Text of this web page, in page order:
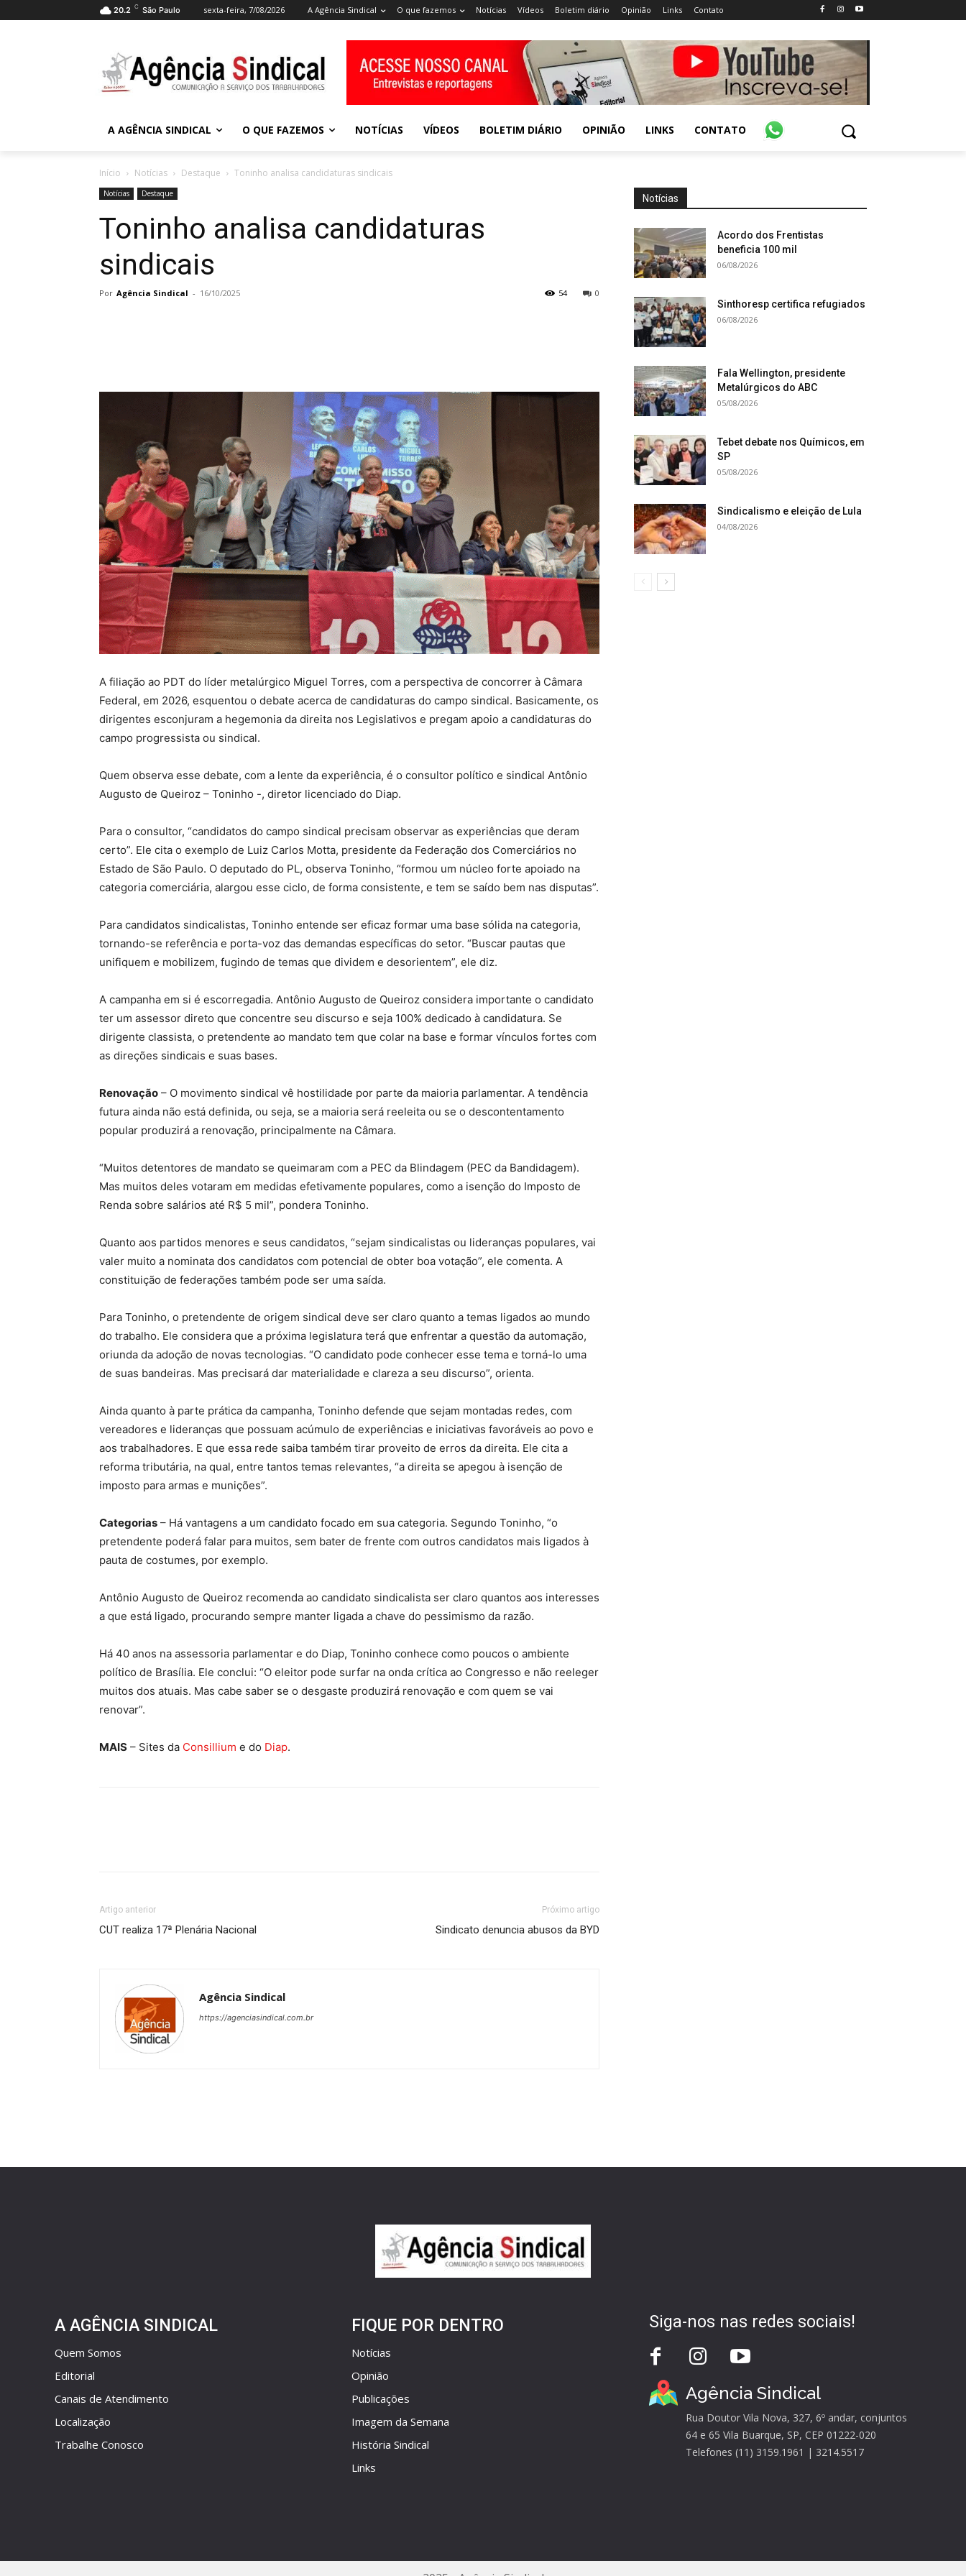
20.2 C São Paulo sexta-feira, 7/08/2026 A Agência Sindical O que fazemos Notícias Vídeos Boletim diário Opinião Links Contato
A AGÊNCIA SINDICAL O QUE FAZEMOS NOTÍCIAS VÍDEOS BOLETIM DIÁRIO OPINIÃO LINKS CONTATO
Início Notícias Destaque Toninho analisa candidaturas sindicais
Notícias Destaque
Toninho analisa candidaturas
sindicais
Por Agência Sindical - 16/10/2025 0
54
A filiação ao PDT do líder metalúrgico Miguel Torres, com a perspectiva de concorrer à Câmara
Federal, em 2026, esquentou o debate acerca de candidaturas do campo sindical. Basicamente, os
dirigentes esconjuram a hegemonia da direita nos Legislativos e pregam apoio a candidaturas do
campo progressista ou sindical.
Quem observa esse debate, com a lente da experiência, é o consultor político e sindical Antônio
Augusto de Queiroz – Toninho -, diretor licenciado do Diap.
Para o consultor, “candidatos do campo sindical precisam observar as experiências que deram
certo”. Ele cita o exemplo de Luiz Carlos Motta, presidente da Federação dos Comerciários no
Estado de São Paulo. O deputado do PL, observa Toninho, “formou um núcleo forte apoiado na
categoria comerciária, alargou esse ciclo, de forma consistente, e tem se saído bem nas disputas”.
Para candidatos sindicalistas, Toninho entende ser eficaz formar uma base sólida na categoria,
tornando-se referência e porta-voz das demandas específicas do setor. “Buscar pautas que
unifiquem e mobilizem, fugindo de temas que dividem e desorientem”, ele diz.
A campanha em si é escorregadia. Antônio Augusto de Queiroz considera importante o candidato
ter um assessor direto que concentre seu discurso e seja 100% dedicado à candidatura. Se
dirigente classista, o pretendente ao mandato tem que colar na base e formar vínculos fortes com
as direções sindicais e suas bases.
Renovação – O movimento sindical vê hostilidade por parte da maioria parlamentar. A tendência
futura ainda não está definida, ou seja, se a maioria será reeleita ou se o descontentamento
popular produzirá a renovação, principalmente na Câmara.
“Muitos detentores de mandato se queimaram com a PEC da Blindagem (PEC da Bandidagem).
Mas muitos deles votaram em medidas efetivamente populares, como a isenção do Imposto de
Renda sobre salários até R$ 5 mil”, pondera Toninho.
Quanto aos partidos menores e seus candidatos, “sejam sindicalistas ou lideranças populares, vai
valer muito a nominata dos candidatos com potencial de obter boa votação”, ele comenta. A
constituição de federações também pode ser uma saída.
Para Toninho, o pretendente de origem sindical deve ser claro quanto a temas ligados ao mundo
do trabalho. Ele considera que a próxima legislatura terá que enfrentar a questão da automação,
oriunda da adoção de novas tecnologias. “O candidato pode conhecer esse tema e torná-lo uma
de suas bandeiras. Mas precisará dar materialidade e clareza a seu discurso”, orienta.
Ainda quanto à parte prática da campanha, Toninho defende que sejam montadas redes, com
vereadores e lideranças que possuam acúmulo de experiências e iniciativas favoráveis ao povo e
aos trabalhadores. E que essa rede saiba também tirar proveito de erros da direita. Ele cita a
reforma tributária, na qual, entre tantos temas relevantes, “a direita se apegou à isenção de
imposto para armas e munições”.
Categorias – Há vantagens a um candidato focado em sua categoria. Segundo Toninho, “o
pretendente poderá falar para muitos, sem bater de frente com outros candidatos mais ligados à
pauta de costumes, por exemplo.
Antônio Augusto de Queiroz recomenda ao candidato sindicalista ser claro quantos aos interesses
a que está ligado, procurando sempre manter ligada a chave do pessimismo da razão.
Há 40 anos na assessoria parlamentar e do Diap, Toninho conhece como poucos o ambiente
político de Brasília. Ele conclui: “O eleitor pode surfar na onda crítica ao Congresso e não reeleger
muitos dos atuais. Mas cabe saber se o desgaste produzirá renovação e com quem se vai
renovar”.
MAIS – Sites da Consillium e do Diap.
Artigo anterior
CUT realiza 17ª Plenária Nacional
Próximo artigo
Sindicato denuncia abusos da BYD
Agência Sindical
https://agenciasindical.com.br
Notícias
Acordo dos Frentistas
beneficia 100 mil
06/08/2026
Sinthoresp certifica refugiados
06/08/2026
Fala Wellington, presidente
Metalúrgicos do ABC
05/08/2026
Tebet debate nos Químicos, em
SP
05/08/2026
Sindicalismo e eleição de Lula
04/08/2026
A AGÊNCIA SINDICAL
Quem Somos
Editorial
Canais de Atendimento
Localização
Trabalhe Conosco
FIQUE POR DENTRO
Notícias
Opinião
Publicações
Imagem da Semana
História Sindical
Links
Siga-nos nas redes sociais!
Agência Sindical
Rua Doutor Vila Nova, 327, 6º andar, conjuntos
64 e 65 Vila Buarque, SP, CEP 01222-020
Telefones (11) 3159.1961 | 3214.5517